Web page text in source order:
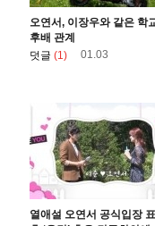
오연서, 이장우와 같은 학
후배 관계
덧글 (1) 01.03
열애설 오연서 공식입장